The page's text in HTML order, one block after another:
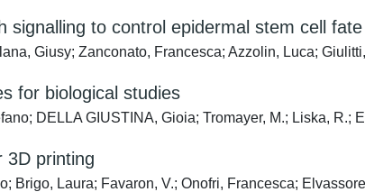
signalling to control epidermal stem cell fate
Giusy; Zanconato, Francesca; Azzolin, Luca;
for biological studies
DELLA GIUSTINA, Gioia; Tromayer, M.; Liska, R.;
3D printing
Brigo, Laura; Favaron, V.; Onofri, Francesca;